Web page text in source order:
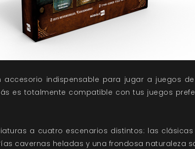
accesorio indispensable para jugar a juegos
es totalmente compatible con tus juegos
a cuatro escenarios distintos: las
cavernas heladas y una frondosa naturaleza